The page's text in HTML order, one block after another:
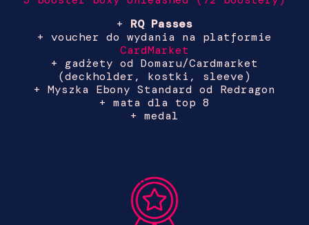
+ RQ Passes
+ voucher do wydania na platformie
CardMarket
+ gadżety od Domaru/Cardmarket
(deckholder, kostki, sleeve)
+ Myszka Ebony Standard od Redragon
+ mata dla top 8
+ medal